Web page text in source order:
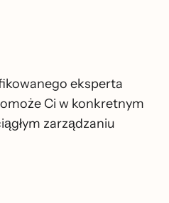
eksperta
Ci w konkretnym
zarządzaniu